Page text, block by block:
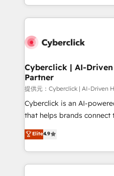
solutions to complex GTM
Our Expertise 🔹 Onboarding & Implementation:
tailored to your GTM motion. 🔹
from other CRMs to
downtime. 🔹 RevOps Strategy: Align teams,
processes, and data to
Integrations: Connect
for better adoption. 🔹 Custom Solutions: Build
SOC 2 Type II and ISO
our commitment to data
Cyberclick | AI-
Partner
提供元：Cyberclick | AI-Driven
Cyberclick is an AI-
that helps brands connect
creativity to achieve
Barcelona and operating
the UK, we support
smarter marketing, sales,
Elite4.9